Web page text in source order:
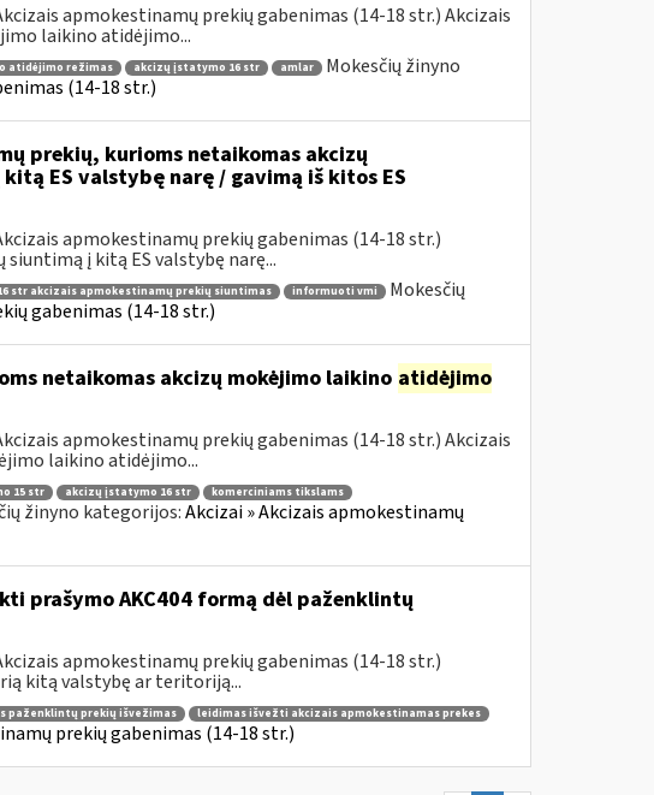
apmokestinamų prekių gabenimas (14-18 str.) Akcizais
laikino atidėjimo...
atidėjimo režimas akcizų įstatymo 16 str amlar
Mokesčių žinyno
(14-18 str.)
prekių, kurioms netaikomas akcizų
ES valstybę narę / gavimą iš kitos ES
apmokestinamų prekių gabenimas (14-18 str.)
į kitą ES valstybę narę...
str akcizais apmokestinamų prekių siuntimas informuoti vmi
Mokesčių
gabenimas (14-18 str.)
netaikomas akcizų mokėjimo laikino atidėjimo
apmokestinamų prekių gabenimas (14-18 str.) Akcizais
laikino atidėjimo...
15 str akcizų įstatymo 16 str
komerciniams tikslams
žinyno kategorijos:Akcizai » Akcizais apmokestinamų
prašymo AKC404 formą dėl paženklintų
apmokestinamų prekių gabenimas (14-18 str.)
kitą valstybę ar teritoriją...
paženklintų prekių išvežimas leidimas išvežti akcizais apmokestinamas prekes
prekių gabenimas (14-18 str.)